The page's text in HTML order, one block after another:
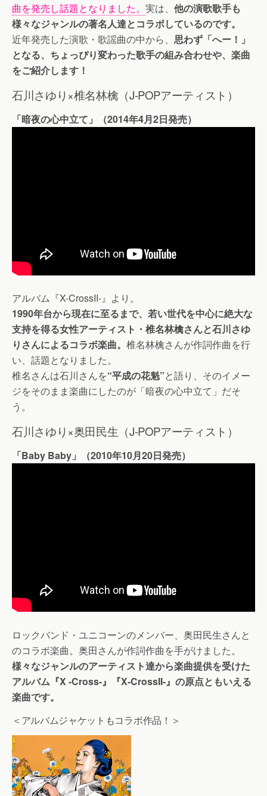
曲を発売し話題となりました。 実は、 他の演歌歌手も
様々なジャンルの著名人達とコラボしているのです。
近年発売した演歌・歌謡曲の中から、 思わず「へー！」
となる、ちょっぴり変わった歌手の組み合わせや、楽曲
をご紹介します！
石川さゆり×椎名林檎（J-POPアーティスト）
「暗夜の心中立て」（2014年4月2日発売）
アルバム『X-CrossII-』より。
1990年台から現在に至るまで、若い世代を中心に絶大な
支持を得る女性アーティスト・椎名林檎さんと石川さゆ
りさんによるコラボ楽曲。 椎名林檎さんが作詞作曲を行
い、話題となりました。
椎名さんは石川さんを“平成の花魁”と語り、そのイメー
ジをそのまま楽曲にしたのが「暗夜の心中立て」だそ
う。
石川さゆり×奥田民生（J-POPアーティスト）
「Baby Baby」（2010年10月20日発売）
ロックバンド・ユニコーンのメンバー、奥田民生さんと
のコラボ楽曲。奥田さんが作詞作曲を手がけました。
様々なジャンルのアーティスト達から楽曲提供を受けた
アルバム『X -Cross-』『X-CrossII-』の原点ともいえる
楽曲です。
＜アルバムジャケットもコラボ作品！＞